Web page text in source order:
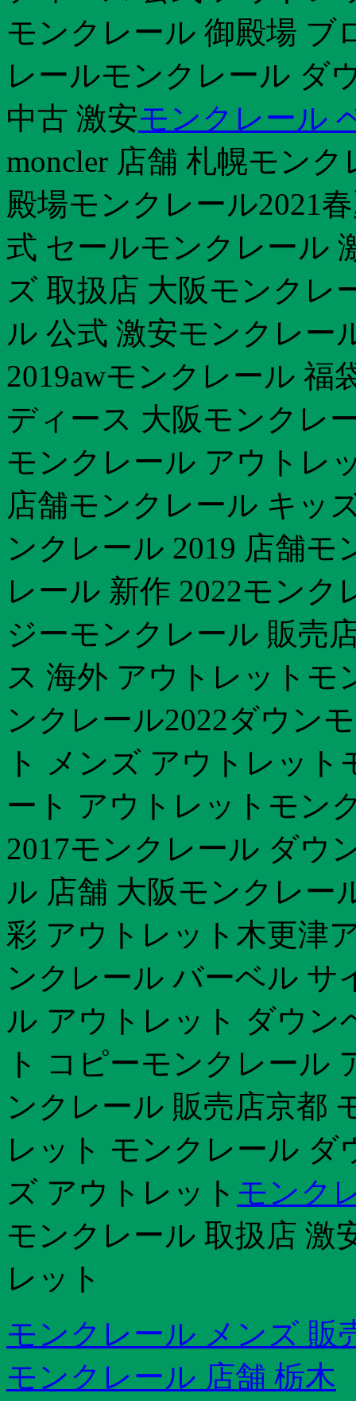
モンクレール 御殿場 ブ
レールモンクレール ダ
中古 激安モンクレール
moncler 店舗 札幌モン
殿場モンクレール2021
式 セールモンクレール
ズ 取扱店 大阪モンクレ
ル 公式 激安モンクレー
2019awモンクレール 福
ディース 大阪モンクレ
モンクレール アウトレ
店舗モンクレール キッ
ンクレール 2019 店舗
レール 新作 2022モン
ジーモンクレール 販売
ス 海外 アウトレットモ
ンクレール2022ダウン
ト メンズ アウトレッ
ート アウトレットモン
2017モンクレール ダウ
ル 店舗 大阪モンクレー
彩 アウトレット木更津
ンクレール バーベル
ル アウトレット ダウ
ト コピーモンクレール
ンクレール 販売店京都
レット モンクレール
ズ アウトレット モンク
モンクレール 取扱店 激
レット
モンクレール メンズ 販
モンクレール 店舗 栃木